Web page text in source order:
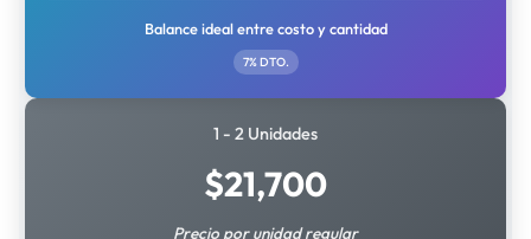
Balance ideal entre costo y cantidad
7% DTO.
1 - 2 Unidades
$21,700
Precio por unidad regular